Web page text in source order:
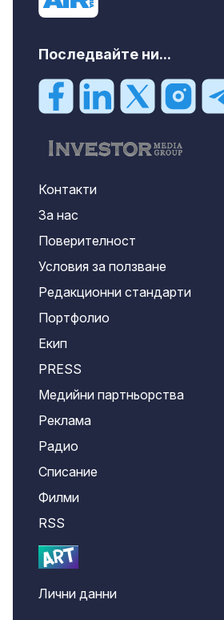
Последвайте ни...
Контакти
За нас
Поверителност
Условия за ползване
Редакционни стандарти
Портфолио
Екип
PRESS
Медийни партньорства
Реклама
Радио
Списание
Филми
RSS
Лични данни